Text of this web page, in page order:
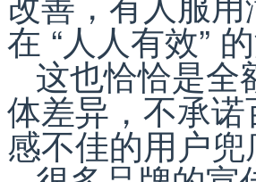
在 “人人有效”
这也恰恰是
体差异，不承
感不佳的用户